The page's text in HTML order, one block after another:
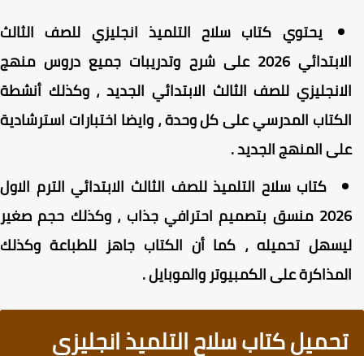
يحتوي كتاب سلاح التلميذ انجليزي للصف الثالث
الابتدائي 2026 على شرح وتدريبات جميع دروس منهج
للصف الثالث الابتدائي الجديد ، وكذلك أنشطة
المدرسي على كل وحدة ، وايضا اختبارات استرشادية
المنهج الجديد .
كتاب سلاح التلميذ للصف الثالث الابتدائي الترم الاول
2026 منسق بتصميم احترافي جذاب ، وكذلك حجم صغير
تحميله ، كما أن الكتاب جاهز للطباعة وكذلك
على الكمبيوتر والموبايل .
تحميل كتاب سلاح التلميذ انجليزي